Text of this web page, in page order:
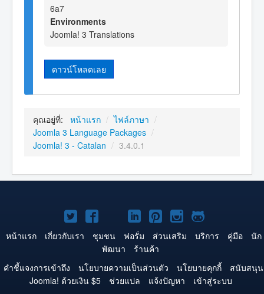
6a7
Environments
Joomla! 3 Translations
ดาวน์โหลดเลย
คุณอยู่ที่: หน้าแรก / ไฟล์ภาษา /
Joomla 3 Language Packages /
Joomla! 3 - Catalan / 3.4.0.1
Joomla!
บน
Twitter
Joomla!
บน
Facebook
Joomla!
บน
YouTube
Joomla!
บน
LinkedIn
Joomla!
บน
Pinterest
Joomla!
บน
Joomla!
บน
หน้าแรก เกี่ยวกับเรา ชุมชน ฟอรั่ม ส่วนเสริม บริการ คู่มือ
นัก
พัฒนา
ร้านค้า
คำชี้แจงการเข้าถึง
นโยบายความเป็นส่วนตัว นโยบายคุกกี้
สนับสนุน
Joomla! ด้วยเงิน $5
ช่วยแปล แจ้งปัญหา
เข้าสู่ระบบ